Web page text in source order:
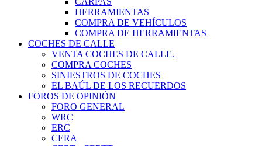
HERRAMIENTAS
COMPRA DE VEHÍCULOS
COMPRA DE HERRAMIENTAS
COCHES DE CALLE
VENTA COCHES DE CALLE.
COMPRA COCHES
SINIESTROS DE COCHES
EL BAÚL DE LOS RECUERDOS
FOROS DE OPINIÓN
FORO GENERAL
WRC
ERC
CERA